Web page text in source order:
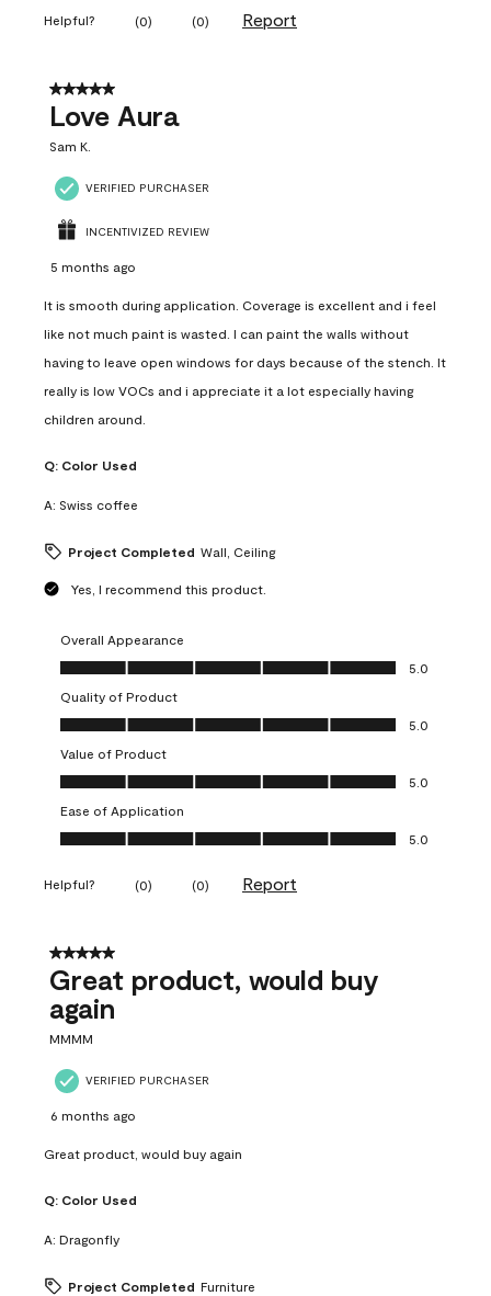
Helpful? (0) (0) Report
5 out of 5 stars.
Love Aura
Sam K.
VERIFIED PURCHASER
INCENTIVIZED REVIEW
5 months ago
It is smooth during application. Coverage is excellent and i feel
like not much paint is wasted. I can paint the walls without
having to leave open windows for days because of the stench. It
really is low VOCs and i appreciate it a lot especially having
children around.
Q: Color Used
A: Swiss coffee
Project Completed Wall, Ceiling
Yes, I recommend this product.
Overall Appearance
Overall Appearance, 5.0 out of 5
5.0
Quality of Product
Quality of Product, 5.0 out of 5
5.0
Value of Product
Value of Product, 5.0 out of 5
5.0
Ease of Application
Ease of Application, 5.0 out of 5
5.0
Helpful? (0) (0) Report
5 out of 5 stars.
Great product, would buy
again
MMMM
VERIFIED PURCHASER
6 months ago
Great product, would buy again
Q: Color Used
A: Dragonfly
Project Completed Furniture